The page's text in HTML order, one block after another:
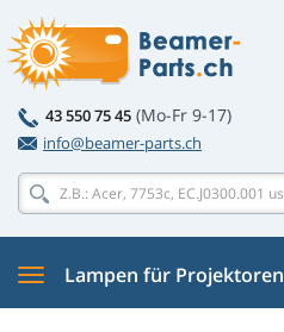
43 550 75 45 (Mo-Fr 9-17)
info@beamer-parts.ch
Lampen für Projektoren